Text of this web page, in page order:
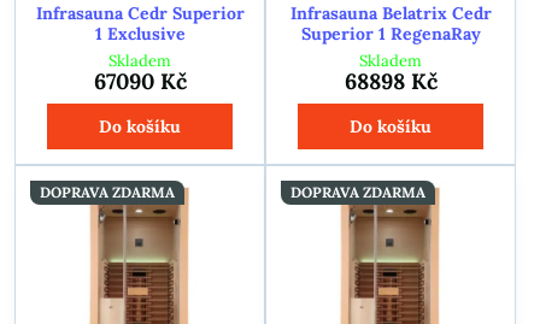
Infrasauna Cedr Superior
1 Exclusive
Skladem
67090 Kč
Do košíku
Infrasauna Belatrix Cedr
Superior 1 RegenaRay
Skladem
68898 Kč
Do košíku
DOPRAVA ZDARMA DOPRAVA ZDARMA